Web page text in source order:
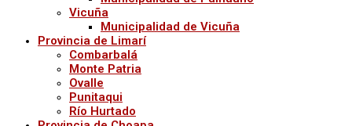
Vicuña
Municipalidad de Vicuña
Provincia de Limarí
Combarbalá
Monte Patria
Ovalle
Punitaqui
Río Hurtado